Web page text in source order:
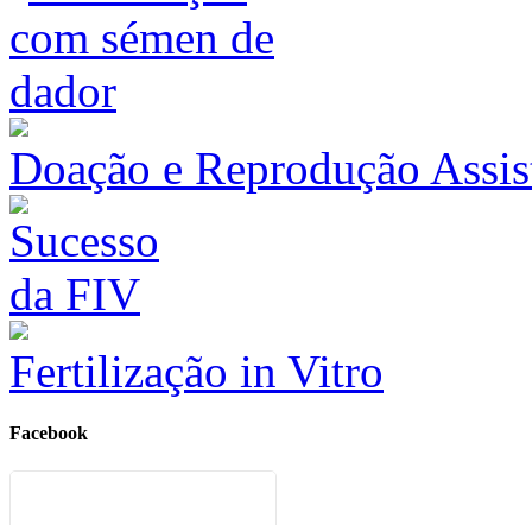
Doação e Reprodução
Fertilização in Vitro
Facebook